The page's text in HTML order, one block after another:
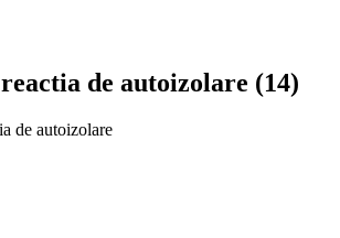
de autoizolare (14)
de autoizolare